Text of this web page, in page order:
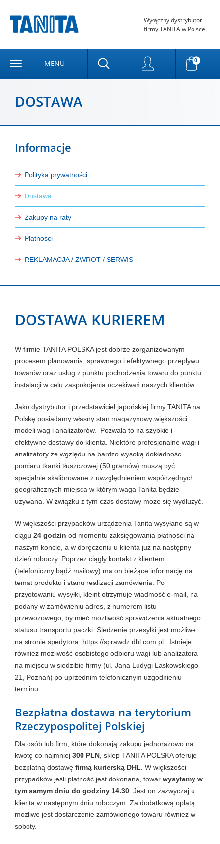
Wyłączny dystrybutor
firmy TANITA w Polsce
MENU 0
DOSTAWA
Informacje
Polityka prywatności
Dostawa
Zakupy na raty
Płatności
REKLAMACJA / ZWROT / SERWIS
DOSTAWA KURIEREM
W firmie TANITA POLSKA jest dobrze zorganizowanym
procesem planowania, sprawnego i efektywnego przepływu
towarów oraz usług z punktu pochodzenia towaru do punktu
instalacji w celu zaspokojenia oczekiwań naszych klientów.
Jako dystrybutor i przedstawiciel japońskiej firmy TANITA na
Polskę posiadamy własny stan magazynowy większości
modeli wag i analizatorów. Pozwala to na szybkie i
efektywne dostawy do klienta. Niektóre profesjonalne wagi i
analizatory ze wgzlędu na bardzo wysoką dokładnośc
pomiaru tkanki tłuszczowej (50 gramów) muszą być
specjalnie skalibrowane z uwzględnieniem współrzędnych
geograficznych miejsca w którym waga Tanita będzie
używana. W związku z tym czas dostawy może się wydłużyć.
W większości przypadków urządzenia Tanita wysyłane są w
ciągu 24 godzin od momentu zaksięgowania płatności na
naszym koncie, a w doręczeniu u klienta już na następny
dzień roboczy. Poprzez ciągły kontakt z klientem
(telefoniczny bądź mailowy) ma on bieżące informację na
temat produktu i stanu realizacji zamówienia. Po
przyotowaniu wysyłki, kleint otrzymuje wiadmość e-mail, na
podany w zamówieniu adres, z numerem listu
przewozowego, by mieć możliwość sprawdzenia aktualnego
statusu transportu paczki. Śledzenie przesyłki jest możliwe
na stronie spedytora: https://sprawdz.dhl.com.pl . Istnieje
również możliwość osobistego odbioru wagi lub analizatora
na miejscu w siedzibie firmy (ul. Jana Ludygi Laskowskiego
21, Poznań) po uprzednim telefonicznym uzgodnieniu
terminu.
Bezpłatna dostawa na terytorium
Rzeczypospolitej Polskiej
Dla osób lub firm, które dokonają zakupu jednorazowo na
kwotę co najmniej 300 PLN , sklep TANITA POLSKA oferuje
bezpłatną dostawę firmą kurierską DHL . W większości
przypadków jeśli płatność jest dokonana, towar wysyłamy w
tym samym dniu do godziny 14.30 . Jest on zazwyczaj u
klienta w następnym dniu roboczym. Za dodatkową opłatą
możliwe jest dostarczenie zamówionego towaru również w
soboty.